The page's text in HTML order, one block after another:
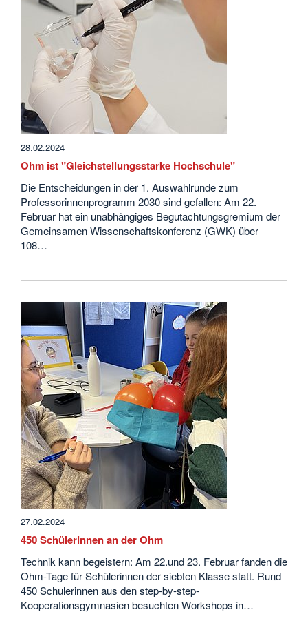
28.02.2024
Ohm ist "Gleichstellungsstarke Hochschule"
Die Entscheidungen in der 1. Auswahlrunde zum
Professorinnenprogramm 2030 sind gefallen: Am 22.
Februar hat ein unabhängiges Begutachtungsgremium der
Gemeinsamen Wissenschaftskonferenz (GWK) über
108…
27.02.2024
450 Schülerinnen an der Ohm
Technik kann begeistern: Am 22.und 23. Februar fanden die
Ohm-Tage für Schülerinnen der siebten Klasse statt. Rund
450 Schulerinnen aus den step-by-step-
Kooperationsgymnasien besuchten Workshops in…